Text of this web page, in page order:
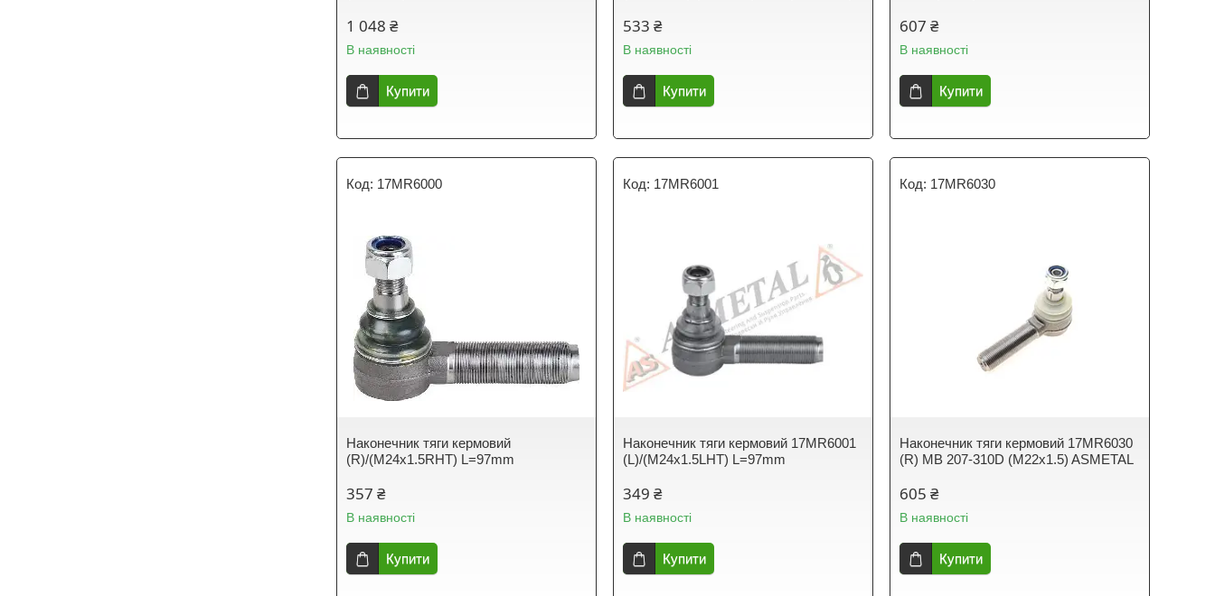
1 048 ₴
В наявності
Купити
533 ₴
В наявності
Купити
607 ₴
В наявності
Купити
17MR6000
Наконечник тяги кермовий
(R)/(M24x1.5RHT) L=97mm
357 ₴
В наявності
Купити
17MR6001
Наконечник тяги кермовий 17MR6001
(L)/(M24x1.5LHT) L=97mm
349 ₴
В наявності
Купити
17MR6030
Наконечник тяги кермовий 17MR6030
(R) MB 207-310D (M22x1.5) ASMETAL
605 ₴
В наявності
Купити